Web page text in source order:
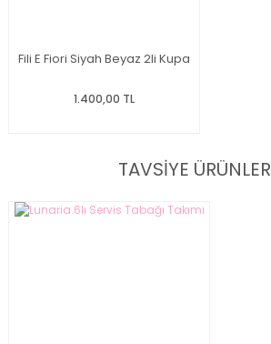
Fili E Fiori Siyah Beyaz 2li Kupa
1.400,00 TL
TAVSİYE ÜRÜNLER